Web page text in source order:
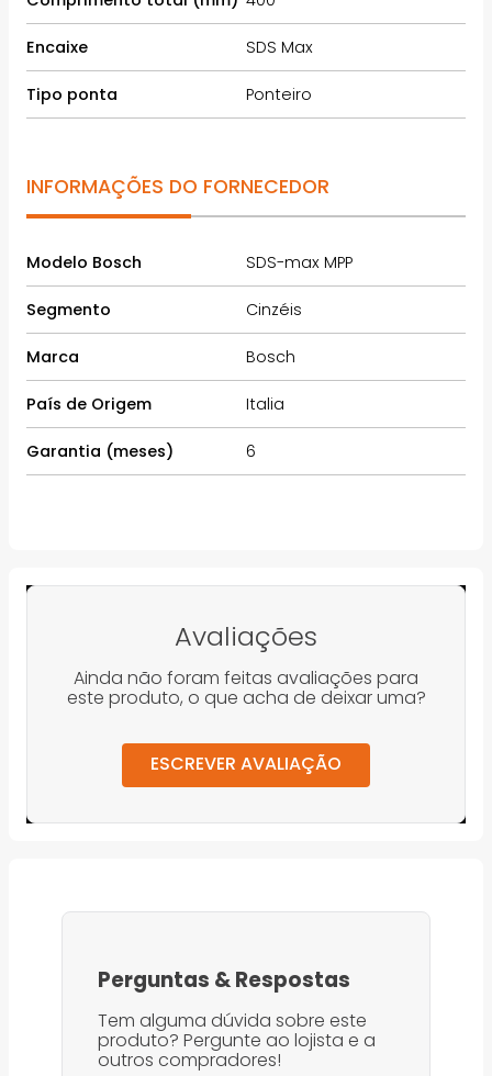
Encaixe SDS Max
Tipo ponta Ponteiro
INFORMAÇÕES DO FORNECEDOR
Modelo Bosch SDS-max MPP
Segmento Cinzéis
Marca Bosch
País de Origem Italia
Garantia (meses) 6
Avaliações
Ainda não foram feitas avaliações para
este produto, o que acha de deixar uma?
ESCREVER AVALIAÇÃO
Perguntas &Respostas
Tem alguma dúvida sobre este
produto? Pergunte ao lojista e a
outros compradores!